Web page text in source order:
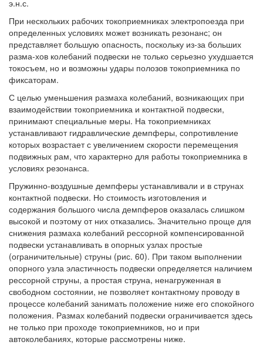
э.н.с.
При нескольких рабочих токоприемниках электропоезда при
определенных условиях может возникать резонанс; он
представляет большую опасность, поскольку из-за больших
разма-хов колебаний подвески не только серьезно ухудшается
токосъем, но и возможны удары полозов токоприемника по
фиксаторам.
С целью уменьшения размаха колебаний, возникающих при
взаимодействии токоприемника и контактной подвески,
принимают специальные меры. На токоприемниках
устанавливают гидравлические демпферы, сопротивление
которых возрастает с увеличением скорости перемещения
подвижных рам, что характерно для работы токоприемника в
условиях резонанса.
Пружинно-воздушные демпферы устанавливали и в струнах
контактной подвески. Но стоимость изготовления и
содержания большого числа демпферов оказалась слишком
высокой и поэтому от них отказались. Значительно проще для
снижения размаха колебаний рессорной компенсированной
подвески устанавливать в опорных узлах простые
(ограничительные) струны (рис. 60). При таком выполнении
опорного узла эластичность подвески определяется наличием
рессорной струны, а простая струна, ненагруженная в
свободном состоянии, не позволяет контактному проводу в
процессе колебаний занимать положение ниже его спокойного
положения. Размах колебаний подвески ограничивается здесь
не только при проходе токоприемников, но и при
автоколебаниях, которые рассмотрены ниже.